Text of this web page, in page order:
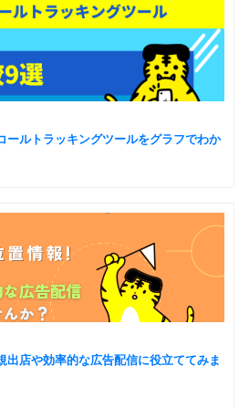
ールトラッキングツールをグラフでわか
出店や効率的な広告配信に役立ててみま